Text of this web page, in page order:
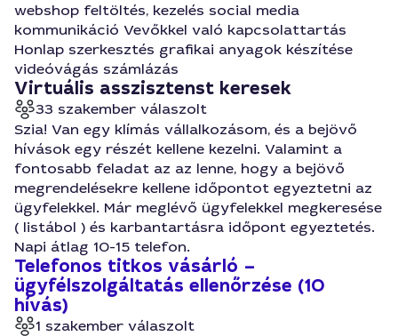
webshop feltöltés, kezelés social media
kommunikáció Vevőkkel való kapcsolattartás
Honlap szerkesztés grafikai anyagok készítése
videóvágás számlázás
Virtuális asszisztenst keresek
33 szakember válaszolt
Szia! Van egy klímás vállalkozásom, és a bejövő
hívások egy részét kellene kezelni. Valamint a
fontosabb feladat az az lenne, hogy a bejövő
megrendelésekre kellene időpontot egyeztetni az
ügyfelekkel. Már meglévő ügyfelekkel megkeresése
( listábol ) és karbantartásra időpont egyeztetés.
Napi átlag 10-15 telefon.
Telefonos titkos vásárló –
ügyfélszolgáltatás ellenőrzése (10
hívás)
1 szakember válaszolt